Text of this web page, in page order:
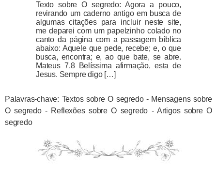
Texto sobre O segredo: Agora a pouco,
revirando um caderno antigo em busca de
algumas citações para incluir neste site,
me deparei com um papelzinho colado no
canto da página com a passagem bíblica
abaixo: Aquele que pede, recebe; e, o que
busca, encontra; e, ao que bate, se abre.
Mateus 7,8 Belíssima afirmação, esta de
Jesus. Sempre digo […]
Palavras-chave: Textos sobre O segredo - Mensagens sobre
O segredo - Reflexões sobre O segredo - Artigos sobre O
segredo